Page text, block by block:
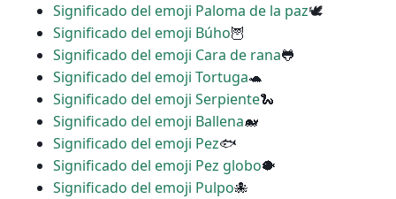
Significado del emoji Paloma de la paz🕊
Significado del emoji Búho🦉
Significado del emoji Cara de rana🐸
Significado del emoji Tortuga🐢
Significado del emoji Serpiente🐍
Significado del emoji Ballena🐋
Significado del emoji Pez🐟
Significado del emoji Pez globo🐡
Significado del emoji Pulpo🐙